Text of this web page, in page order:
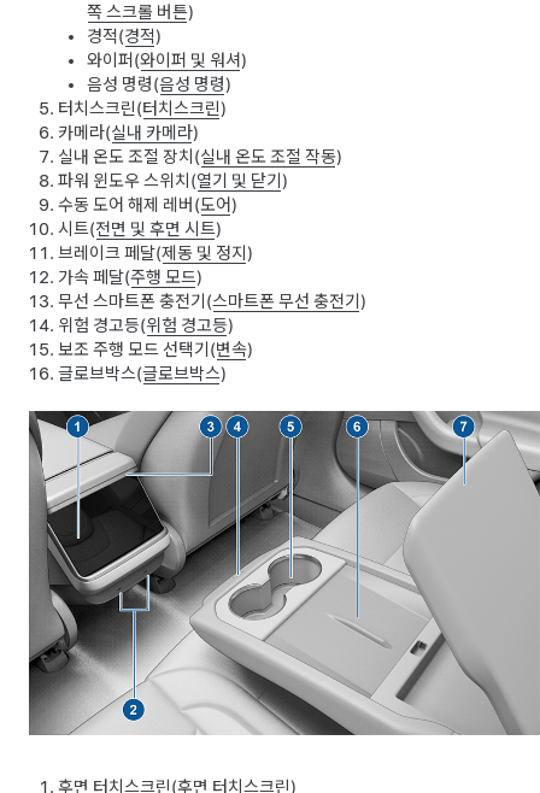
쪽 스크롤 버튼)
경적(경적)
와이퍼(와이퍼 및 워셔)
음성 명령(음성 명령)
터치스크린(터치스크린)
카메라(실내 카메라)
실내 온도 조절 장치(실내 온도 조절 작동)
파워 윈도우 스위치(열기 및 닫기 )
수동 도어 해제 레버(도어)
시트(전면 및 후면 시트)
브레이크 페달(제동 및 정지 )
가속 페달(주행 모드)
무선 스마트폰 충전기(스마트폰 무선 충전기 )
위험 경고등(위험 경고등)
보조 주행 모드 선택기(변속)
글로브박스(글로브박스)
후면 터치스크린(후면 터치스크린)